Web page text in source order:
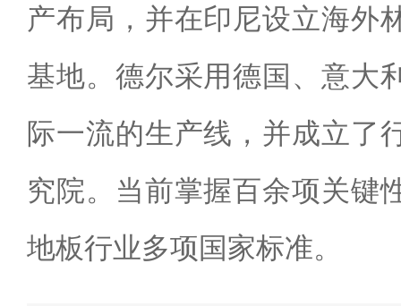
产布局，并在印尼设立海外
基地。德尔采用德国、意大
际一流的生产线，并成立了
究院。当前掌握百余项关键
地板行业多项国家标准。